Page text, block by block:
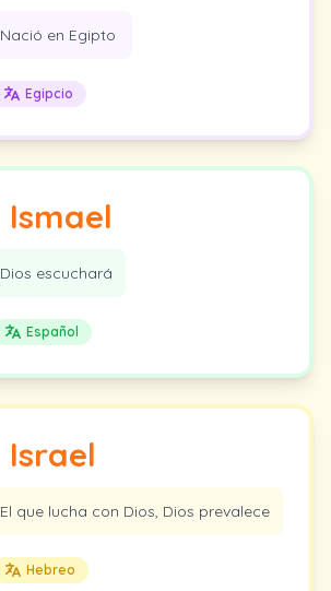
Nació en Egipto
Egipcio
Ismael
Dios escuchará
Español
Israel
El que lucha con Dios, Dios prevalece
Hebreo